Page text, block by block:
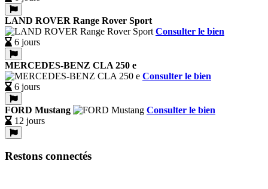
LAND ROVER Range Rover Sport
Consulter le bien
6 jours
MERCEDES-BENZ CLA 250 e
Consulter le bien
6 jours
FORD Mustang
Consulter le bien
12 jours
Restons connectés